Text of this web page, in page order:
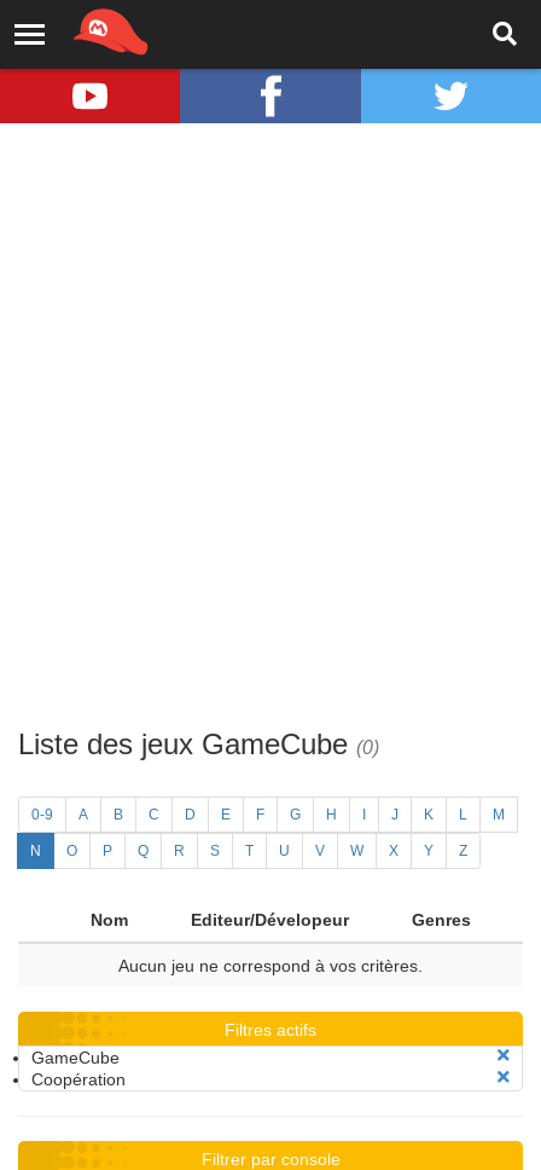
Liste des jeux GameCube (0)
0-9 A B C D E F G H J K L M
N O P Q R S T U V W X Y Z
Nom Editeur/Dévelopeur Genres
Aucun jeu ne correspond à vos critères.
Filtres actifs
GameCube
Coopération
Filtrer par console